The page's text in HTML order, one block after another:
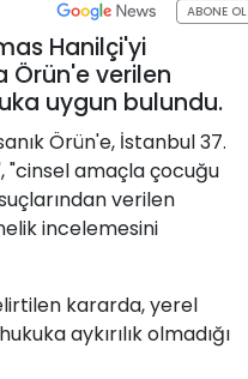
ABONE OL
Hanilçi'yi
Örün'e verilen
uygun bulundu.
Örün'e, İstanbul 37.
"cinsel amaçla çocuğu
verilen
incelemesini
kararda, yerel
aykırılık olmadığı